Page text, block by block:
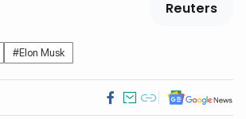
Reuters
#Elon Musk